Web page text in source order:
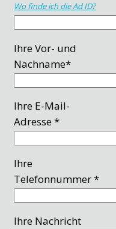
Wo finde ich die Ad ID?
Ihre Vor- und
Nachname*
Ihre E-Mail-
Adresse *
Ihre
Telefonnummer *
Ihre Nachricht